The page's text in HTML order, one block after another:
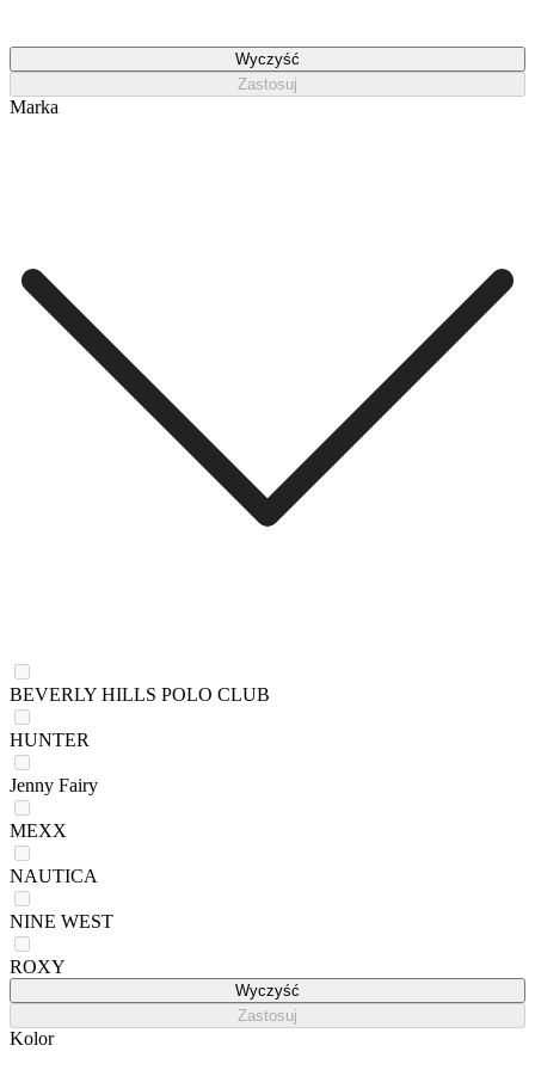
Wyczyść
Zastosuj
Marka
BEVERLY HILLS POLO CLUB
HUNTER
Jenny Fairy
MEXX
NAUTICA
NINE WEST
ROXY
Wyczyść
Zastosuj
Kolor